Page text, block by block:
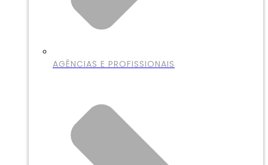
AGÊNCIAS E PROFISSIONAIS